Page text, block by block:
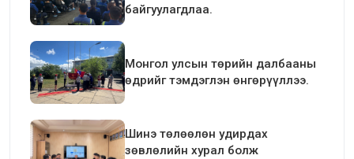
байгуулагдлаа.
Монгол улсын төрийн далбааны
өдрийг тэмдэглэн өнгөрүүллээ.
Шинэ төлөөлөн удирдах
зөвлөлийн хурал болж